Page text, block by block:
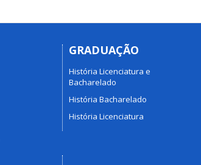
GRADUAÇÃO
História Licenciatura e
Bacharelado
História Bacharelado
História Licenciatura